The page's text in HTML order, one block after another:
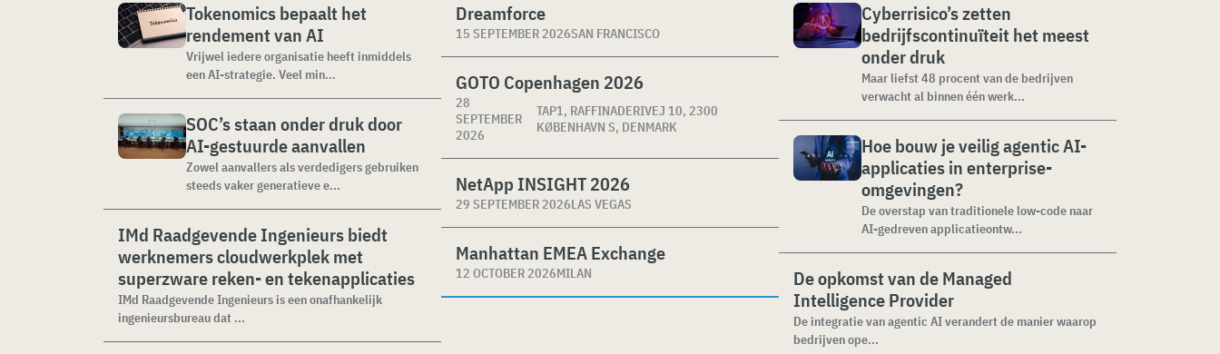
Tokenomics bepaalt het
rendement van AI
Vrijwel iedere organisatie heeft inmiddels
een AI-strategie. Veel min...
SOC’s staan onder druk door
AI-gestuurde aanvallen
Zowel aanvallers als verdedigers gebruiken
steeds vaker generatieve e...
IMd Raadgevende Ingenieurs biedt
werknemers cloudwerkplek met
superzware reken- en tekenapplicaties
IMd Raadgevende Ingenieurs is een onafhankelijk
ingenieursbureau dat ...
Dreamforce
15 SEPTEMBER 2026SAN FRANCISCO
GOTO Copenhagen 2026
28
SEPTEMBER
2026
TAP1, RAFFINADERIVEJ 10, 2300
KØBENHAVN S, DENMARK
NetApp INSIGHT 2026
29 SEPTEMBER 2026LAS VEGAS
Manhattan EMEA Exchange
12 OCTOBER 2026MILAN
Cyberrisico’s zetten
bedrijfscontinuïteit het meest
onder druk
Maar liefst 48 procent van de bedrijven
verwacht al binnen één werk...
Hoe bouw je veilig agentic AI-
applicaties in enterprise-
omgevingen?
De overstap van traditionele low-code naar
AI-gedreven applicatieontw...
De opkomst van de Managed
Intelligence Provider
De integratie van agentic AI verandert de manier waarop
bedrijven ope...